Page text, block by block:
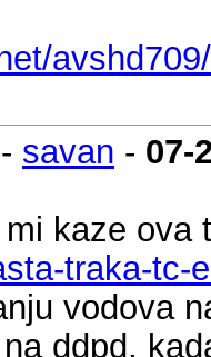
avshd709/
savan - 07-
kaze ova
traka-tc-
vodova
ddpd,